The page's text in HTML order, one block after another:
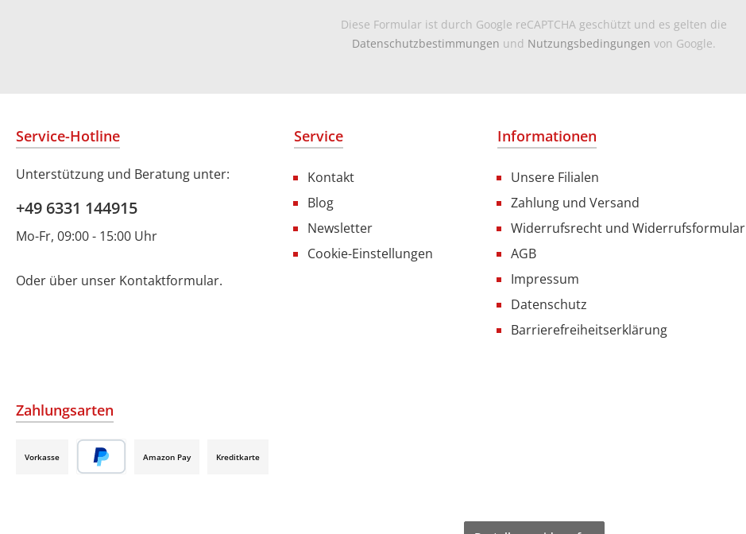
Diese Formular ist durch Google reCAPTCHA geschützt und es gelten die
Datenschutzbestimmungen und Nutzungsbedingungen von Google.
Service-Hotline
Unterstützung und Beratung unter:
+49 6331 144915
Mo-Fr, 09:00 - 15:00 Uhr
Oder über unser Kontaktformular.
Service
Kontakt
Blog
Newsletter
Cookie-Einstellungen
Informationen
Unsere Filialen
Zahlung und Versand
Widerrufsrecht und Widerrufsformular
AGB
Impressum
Datenschutz
Barrierefreiheitserklärung
Zahlungsarten
Vorkasse Amazon Pay Kreditkarte